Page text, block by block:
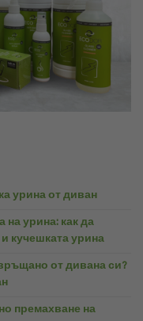
урина от диван
на урина: как да
кучешката урина
от дивана си?
премахване на